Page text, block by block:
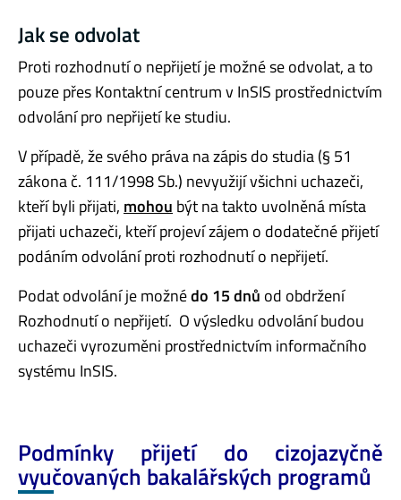
Jak se odvolat
Proti rozhodnutí o nepřijetí je možné se odvolat, a to
pouze přes Kontaktní centrum v InSIS prostřednictvím
odvolání pro nepřijetí ke studiu.
V případě, že svého práva na zápis do studia (§ 51
zákona č. 111/1998 Sb.) nevyužijí všichni uchazeči,
kteří byli přijati, mohou být na takto uvolněná místa
přijati uchazeči, kteří projeví zájem o dodatečné přijetí
podáním odvolání proti rozhodnutí o nepřijetí.
Podat odvolání je možnédo 15 dnů od obdržení
Rozhodnutí o nepřijetí. O výsledku odvolání budou
uchazeči vyrozuměni prostřednictvím informačního
systému InSIS.
Podmínky přijetí do cizojazyčně
vyučovaných bakalářských programů